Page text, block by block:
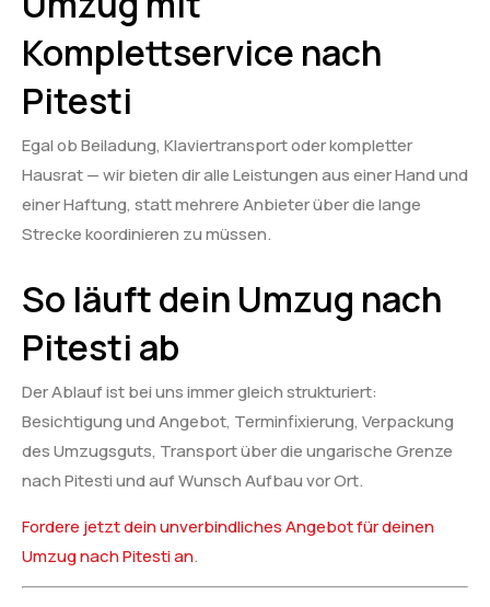
Komplettservice nach
Pitesti
Egal ob Beiladung, Klaviertransport oder kompletter
Hausrat — wir bieten dir alle Leistungen aus einer Hand und
einer Haftung, statt mehrere Anbieter über die lange
Strecke koordinieren zu müssen.
So läuft dein Umzug nach
Pitesti ab
Der Ablauf ist bei uns immer gleich strukturiert:
Besichtigung und Angebot, Terminfixierung, Verpackung
des Umzugsguts, Transport über die ungarische Grenze
nach Pitesti und auf Wunsch Aufbau vor Ort.
Fordere jetzt dein unverbindliches Angebot für deinen
Umzug nach Pitesti an.